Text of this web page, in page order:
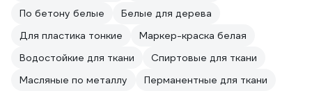
По бетону белые
Белые для дерева
Для пластика тонкие
Маркер-краска белая
Водостойкие для ткани
Спиртовые для ткани
Масляные по металлу
Перманентные для ткани